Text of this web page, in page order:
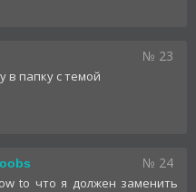
№ 23
в папку с темой
№ 24
to что я должен заменить